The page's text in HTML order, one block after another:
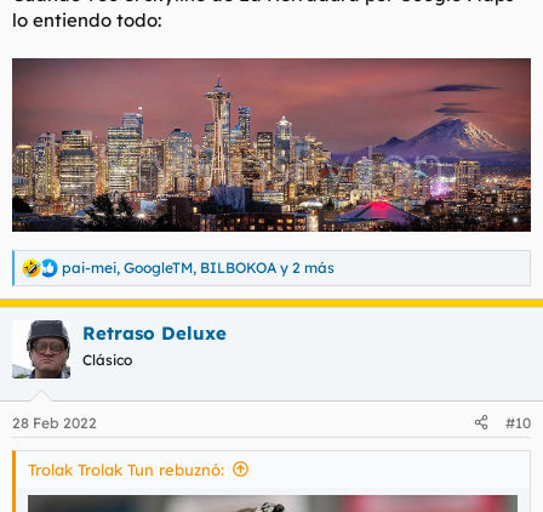
lo entiendo todo:
R
e
a
c
i
e
s
pai-mei, GoogleTM, BILBOKOA y 2 más
Retraso Deluxe
Clásico
28 Feb 2022 #10
Trolak Trolak Tun rebuznó: